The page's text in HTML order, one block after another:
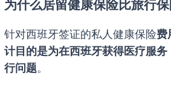
为什么居留健康保险比旅行
针对西班牙签证的私人健康保险费
计目的是为在西班牙获得医疗服
行问题。